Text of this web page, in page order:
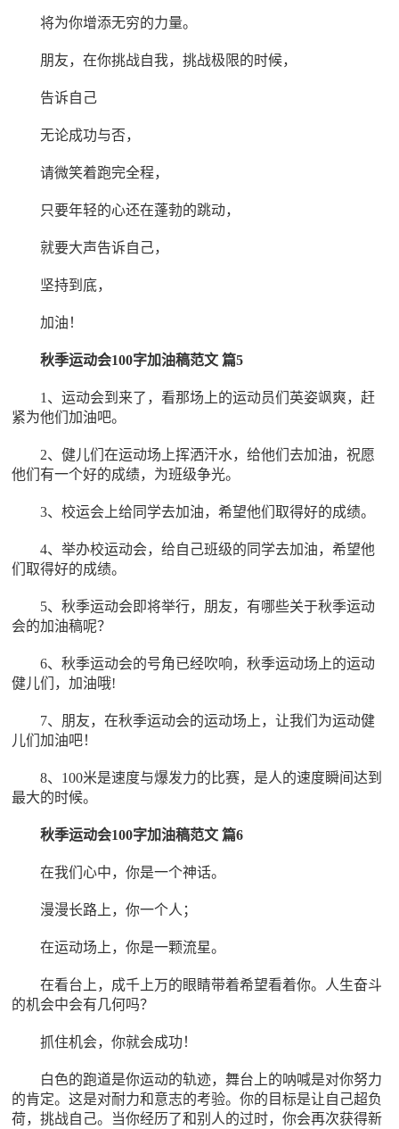
将为你增添无穷的力量。
朋友，在你挑战自我，挑战极限的时候，
告诉自己
无论成功与否，
请微笑着跑完全程，
只要年轻的心还在蓬勃的跳动，
就要大声告诉自己，
坚持到底，
加油！
秋季运动会100字加油稿范文 篇5
1、运动会到来了，看那场上的运动员们英姿飒爽，赶
紧为他们加油吧。
2、健儿们在运动场上挥洒汗水，给他们去加油，祝愿
他们有一个好的成绩，为班级争光。
3、校运会上给同学去加油，希望他们取得好的成绩。
4、举办校运动会，给自己班级的同学去加油，希望他
们取得好的成绩。
5、秋季运动会即将举行，朋友，有哪些关于秋季运动
会的加油稿呢？
6、秋季运动会的号角已经吹响，秋季运动场上的运动
健儿们，加油哦!
7、朋友，在秋季运动会的运动场上，让我们为运动健
儿们加油吧！
8、100米是速度与爆发力的比赛，是人的速度瞬间达到
最大的时候。
秋季运动会100字加油稿范文 篇6
在我们心中，你是一个神话。
漫漫长路上，你一个人；
在运动场上，你是一颗流星。
在看台上，成千上万的眼睛带着希望看着你。人生奋斗
的机会中会有几何吗？
抓住机会，你就会成功！
白色的跑道是你运动的轨迹，舞台上的呐喊是对你努力
的肯定。这是对耐力和意志的考验。你的目标是让自己超负
荷，挑战自己。当你经历了和别人的过时，你会再次获得新